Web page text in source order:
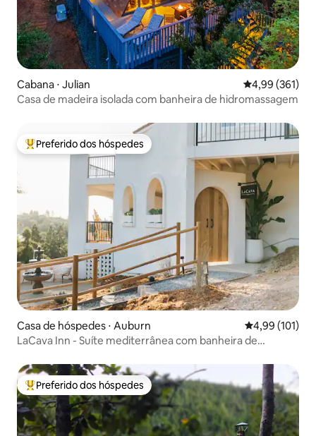
Cabana ⋅ Julian 4,99 de uma
4,99 (361)
Casa de madeira isolada com banheira de hidromassagem
Entre os melhores preferidos dos hóspedes
Preferido dos hóspedes
Casa de hóspedes ⋅ Auburn 4,99 de uma
4,99 (101)
LaCava Inn - Suíte mediterrânea com banheira de
Entre os melhores preferidos dos hóspedes
Preferido dos hóspedes